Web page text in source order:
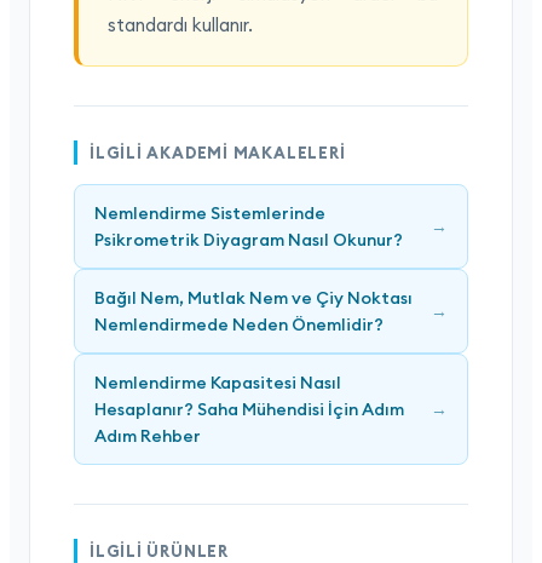
standardı kullanır.
İLGILI AKADEMI MAKALELERI
Nemlendirme Sistemlerinde
Psikrometrik Diyagram Nasıl Okunur?
→
Bağıl Nem, Mutlak Nem ve Çiy Noktası
Nemlendirmede Neden Önemlidir?
→
Nemlendirme Kapasitesi Nasıl
Hesaplanır? Saha Mühendisi İçin Adım
Adım Rehber
→
İLGILI ÜRÜNLER